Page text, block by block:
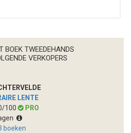
BOEK TWEEDEHANDS
VERKOPERS
LENTE
100
PRO
boeken